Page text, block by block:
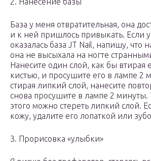
База у меня отвратительная, она
и к ней пришлось привыкать. Если у
оказалась база JT Nail, напишу, что
она не высыхала на ногте
Нанесите один слой, как бы втирая
кистью, и просушите его в лампе 2
стирая липкий слой, нанесите
снова просушите в лампе 2 минуты.
этого можно стереть липкий слой.
кожу, удалите его лопаткой или
3. Прорисовка «улыбки»